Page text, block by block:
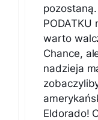
pozostaną.
PODATKU
warto
Chance,
nadzieja
Eldorado!